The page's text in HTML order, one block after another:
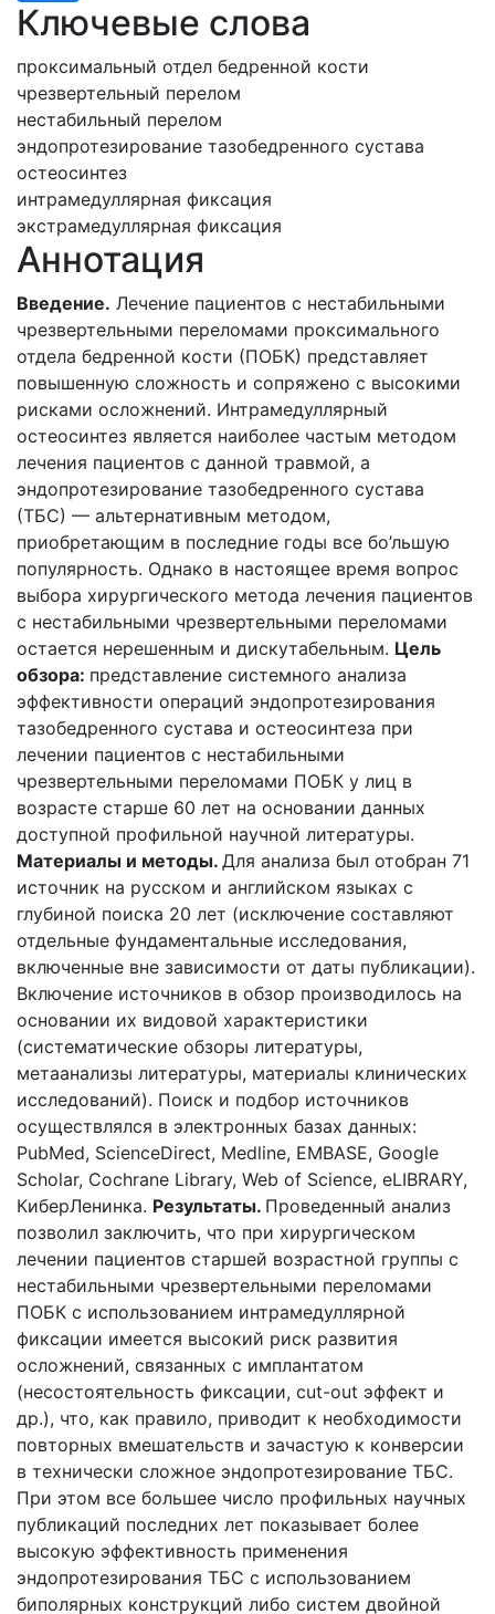
Ключевые слова
проксимальный отдел бедренной кости
чрезвертельный перелом
нестабильный перелом
эндопротезирование тазобедренного сустава
остеосинтез
интрамедуллярная фиксация
экстрамедуллярная фиксация
Аннотация
Введение. Лечение пациентов с нестабильными
чрезвертельными переломами проксимального
отдела бедренной кости (ПОБК) представляет
повышенную сложность и сопряжено с высокими
рисками осложнений. Интрамедуллярный
остеосинтез является наиболее частым методом
лечения пациентов с данной травмой, а
эндопротезирование тазобедренного сустава
(ТБС) — альтернативным методом,
приобретающим в последние годы все бо’льшую
популярность. Однако в настоящее время вопрос
выбора хирургического метода лечения пациентов
с нестабильными чрезвертельными переломами
остается нерешенным и дискутабельным. Цель
обзора: представление системного анализа
эффективности операций эндопротезирования
тазобедренного сустава и остеосинтеза при
лечении пациентов с нестабильными
чрезвертельными переломами ПОБК у лиц в
возрасте старше 60 лет на основании данных
доступной профильной научной литературы.
Материалы и методы. Для анализа был отобран 71
источник на русском и английском языках с
глубиной поиска 20 лет (исключение составляют
отдельные фундаментальные исследования,
включенные вне зависимости от даты публикации).
Включение источников в обзор производилось на
основании их видовой характеристики
(систематические обзоры литературы,
метаанализы литературы, материалы клинических
исследований). Поиск и подбор источников
осуществлялся в электронных базах данных:
PubMed, ScienceDirect, Medline, EMBASE, Google
Scholar, Cochrane Library, Web of Science, eLIBRARY,
КиберЛенинка. Результаты. Проведенный анализ
позволил заключить, что при хирургическом
лечении пациентов старшей возрастной группы с
нестабильными чрезвертельными переломами
ПОБК с использованием интрамедуллярной
фиксации имеется высокий риск развития
осложнений, связанных с имплантатом
(несостоятельность фиксации, cut-out эффект и
др.), что, как правило, приводит к необходимости
повторных вмешательств и зачастую к конверсии
в технически сложное эндопротезирование ТБС.
При этом все большее число профильных научных
публикаций последних лет показывает более
высокую эффективность применения
эндопротезирования ТБС с использованием
биполярных конструкций либо систем двойной